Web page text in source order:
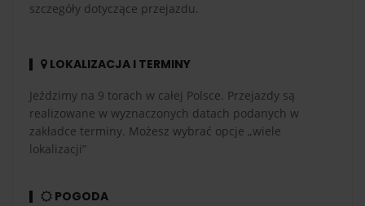
szczegóły dotyczące przejazdu.
LOKALIZACJA I TERMINY
Jeździmy na 9 torach w całej Polsce. Przejazdy są
realizowane w wyznaczonych datach podanych w
zakładce terminy. Możesz wybrać opcje „wiele
lokalizacji”
POGODA